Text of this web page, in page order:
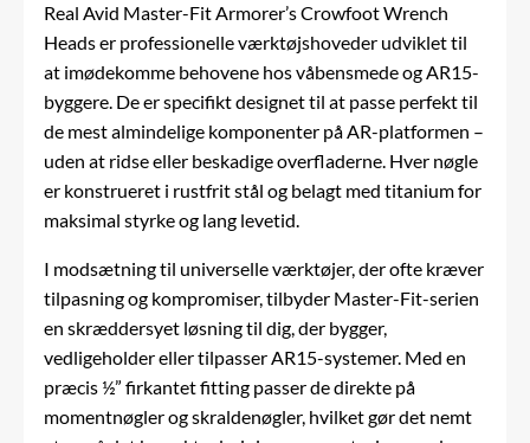
Real Avid Master-Fit Armorer’s Crowfoot Wrench
Heads er professionelle værktøjshoveder udviklet til
at imødekomme behovene hos våbensmede og AR15-
byggere. De er specifikt designet til at passe perfekt til
de mest almindelige komponenter på AR-platformen –
uden at ridse eller beskadige overfladerne. Hver nøgle
er konstrueret i rustfrit stål og belagt med titanium for
maksimal styrke og lang levetid.
I modsætning til universelle værktøjer, der ofte kræver
tilpasning og kompromiser, tilbyder Master-Fit-serien
en skræddersyet løsning til dig, der bygger,
vedligeholder eller tilpasser AR15-systemer. Med en
præcis ½” firkantet fitting passer de direkte på
momentnøgler og skraldenøgler, hvilket gør det nemt